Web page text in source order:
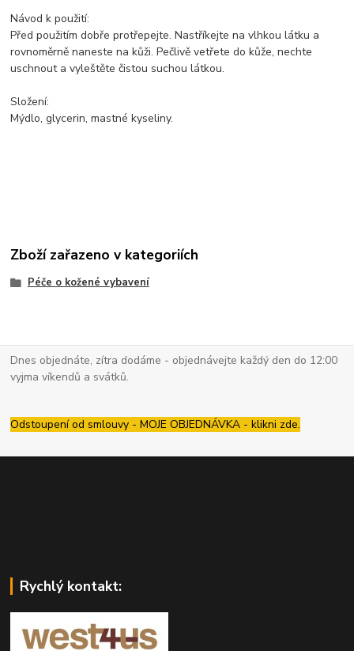
Návod k použití:
Před použitím dobře protřepejte. Nastříkejte na vlhkou látku a
rovnoměrně naneste na kůži. Pečlivě vetřete do kůže, nechte
uschnout a vyleštěte čistou suchou látkou.
Složení:
Mýdlo, glycerin, mastné kyseliny.
Zboží zařazeno v kategoriích
Péče o kožené vybavení
Dnes objednáte, zítra dodáme - objednávejte každý den do 12:00
vyjma víkendů a svátků.
Odstoupení od smlouvy - MOJE OBJEDNÁVKA - klikni zde.
Rychlý kontakt: